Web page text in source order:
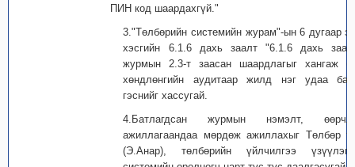
ПИН код шаардахгүй."
3."Төлбөрийн системийн журам"-ын 6 дугаар
хэсгийн 6.1.6 дахь заалт "6.1.6 дахь
журмын 2.3-т заасан шаардлагыг хангаж
хөндлөнгийн аудитаар жилд нэг удаа
гэснийг хассугай.
4.Батлагдсан журмын нэмэлт,
ажиллагаандаа мөрдөж ажиллахыг Төлбөр
(Э.Анар), төлбөрийн үйлчилгээ